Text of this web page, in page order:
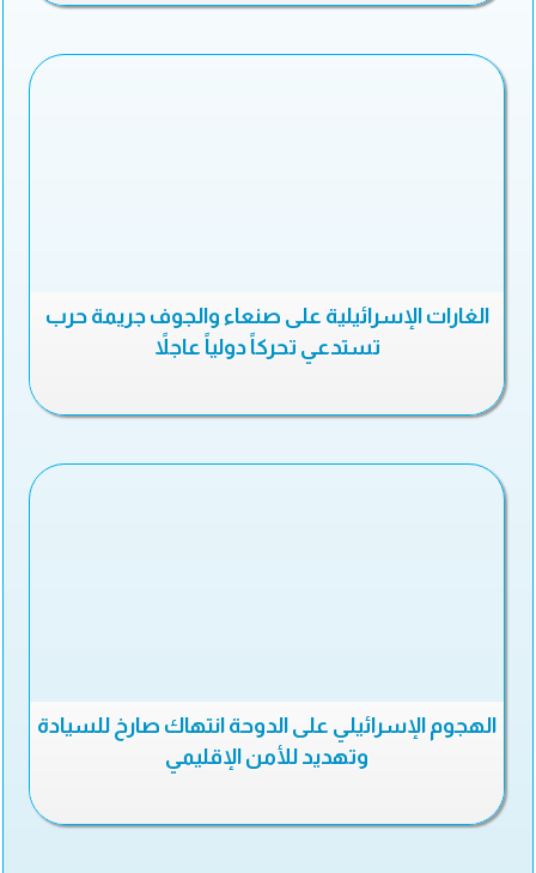
الغارات الإسرائيلية على صنعاء والجوف جريمة حرب
تستدعي تحركاً دولياً عاجلاً
الهجوم الإسرائيلي على الدوحة انتهاك صارخ للسيادة
وتهديد للأمن الإقليمي